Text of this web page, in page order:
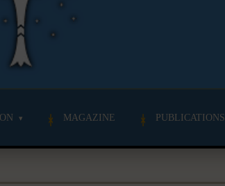
MAGAZINE PUBLICATIONS